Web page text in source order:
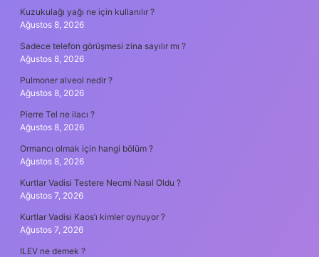
Kuzukulağı yağı ne için kullanılır ?
Ağustos 8, 2026
Sadece telefon görüşmesi zina sayılır mı ?
Ağustos 8, 2026
Pulmoner alveol nedir ?
Ağustos 8, 2026
Pierre Tel ne ilacı ?
Ağustos 8, 2026
Ormancı olmak için hangi bölüm ?
Ağustos 8, 2026
Kurtlar Vadisi Testere Necmi Nasıl Oldu ?
Ağustos 7, 2026
Kurtlar Vadisi Kaos’ı kimler oynuyor ?
Ağustos 7, 2026
ILEV ne demek ?